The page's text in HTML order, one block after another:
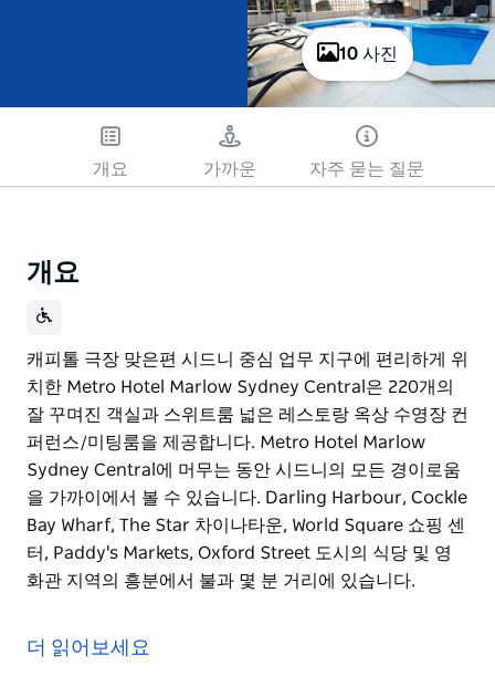
10 사진
개요 가까운 자주 묻는 질문
개요
캐피톨 극장 맞은편 시드니 중심 업무 지구에 편리하게 위
치한 Metro Hotel Marlow Sydney Central은 220개의
잘 꾸며진 객실과 스위트룸 넓은 레스토랑 옥상 수영장 컨
퍼런스/미팅룸을 제공합니다. Metro Hotel Marlow
Sydney Central에 머무는 동안 시드니의 모든 경이로움
을 가까이에서 볼 수 있습니다. Darling Harbour, Cockle
Bay Wharf, The Star 차이나타운, World Square 쇼핑 센
터, Paddy's Markets, Oxford Street 도시의 식당 및 영
화관 지역의 흥분에서 불과 몇 분 거리에 있습니다.
치한 Metro Hotel Marlow Sydney Central은 220개의
더 읽어보세요